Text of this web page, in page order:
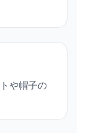
や帽子の